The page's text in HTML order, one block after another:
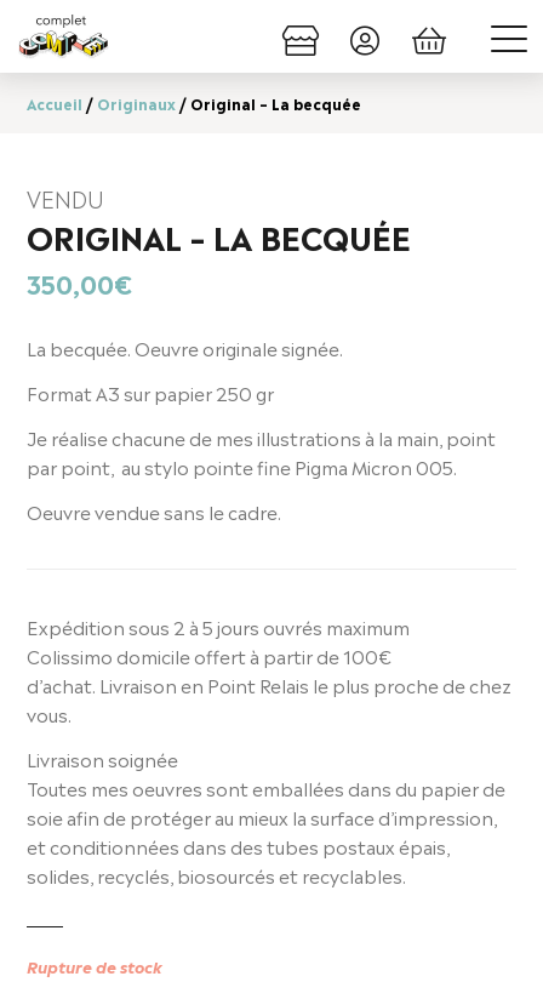
Accueil / Originaux / Original – La becquée
VENDU
ORIGINAL – LA BECQUÉE
350,00€
La becquée. Oeuvre originale signée.
Format A3 sur papier 250 gr
Je réalise chacune de mes illustrations à la main, point
par point, au stylo pointe fine Pigma Micron 005.
Oeuvre vendue sans le cadre.
Expédition sous 2 à 5 jours ouvrés maximum
Colissimo domicile offert à partir de 100€
d’achat. Livraison en Point Relais le plus proche de chez
vous.
Livraison soignée
Toutes mes oeuvres sont emballées dans du papier de
soie afin de protéger au mieux la surface d’impression,
et conditionnées dans des tubes postaux épais,
solides, recyclés, biosourcés et recyclables.
Rupture de stock